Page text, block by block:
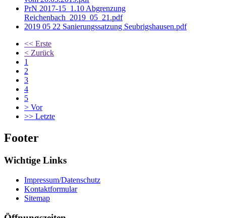
PrN 2017-15_1.10 Abgrenzung
Reichenbach_2019_05_21.pdf
2019 05 22 Sanierungssatzung Seubrigshausen.pdf
<< Erste
< Zurück
1
2
3
4
5
> Vor
>> Letzte
Footer
Wichtige Links
Impressum/Datenschutz
Kontaktformular
Sitemap